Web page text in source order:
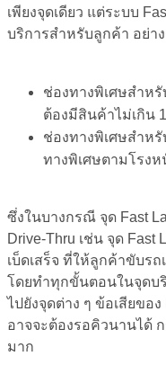
เพียงจุดเดียว แต่ระบบ
บริการสำหรับลูกค้า อย่า
ช่องทางพิเศษสำห
ต้องมีสินค้าไม่เกิน
ช่องทางพิเศษสำห
ทางพิเศษตามโรงห
ซึ่งในบางกรณี จุด Fast
Drive-Thru เช่น จุด
เบ็ดเสร็จ ที่ให้ลูกค้าขับร
โดยทำทุกขั้นตอนในจุดบ
ไปยังจุดต่าง ๆ ข้อเสียขอ
อาจจะต้องรอคิวนานได้
มาก